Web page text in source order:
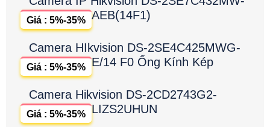
AEB(14F1)
Giá : 5%-35%
Camera HIkvision DS-2SE4C425MWG-
E/14 F0 Ống Kính Kép
Giá : 5%-35%
Camera Hikvision DS-2CD2743G2-
LIZS2UHUN
Giá : 5%-35%